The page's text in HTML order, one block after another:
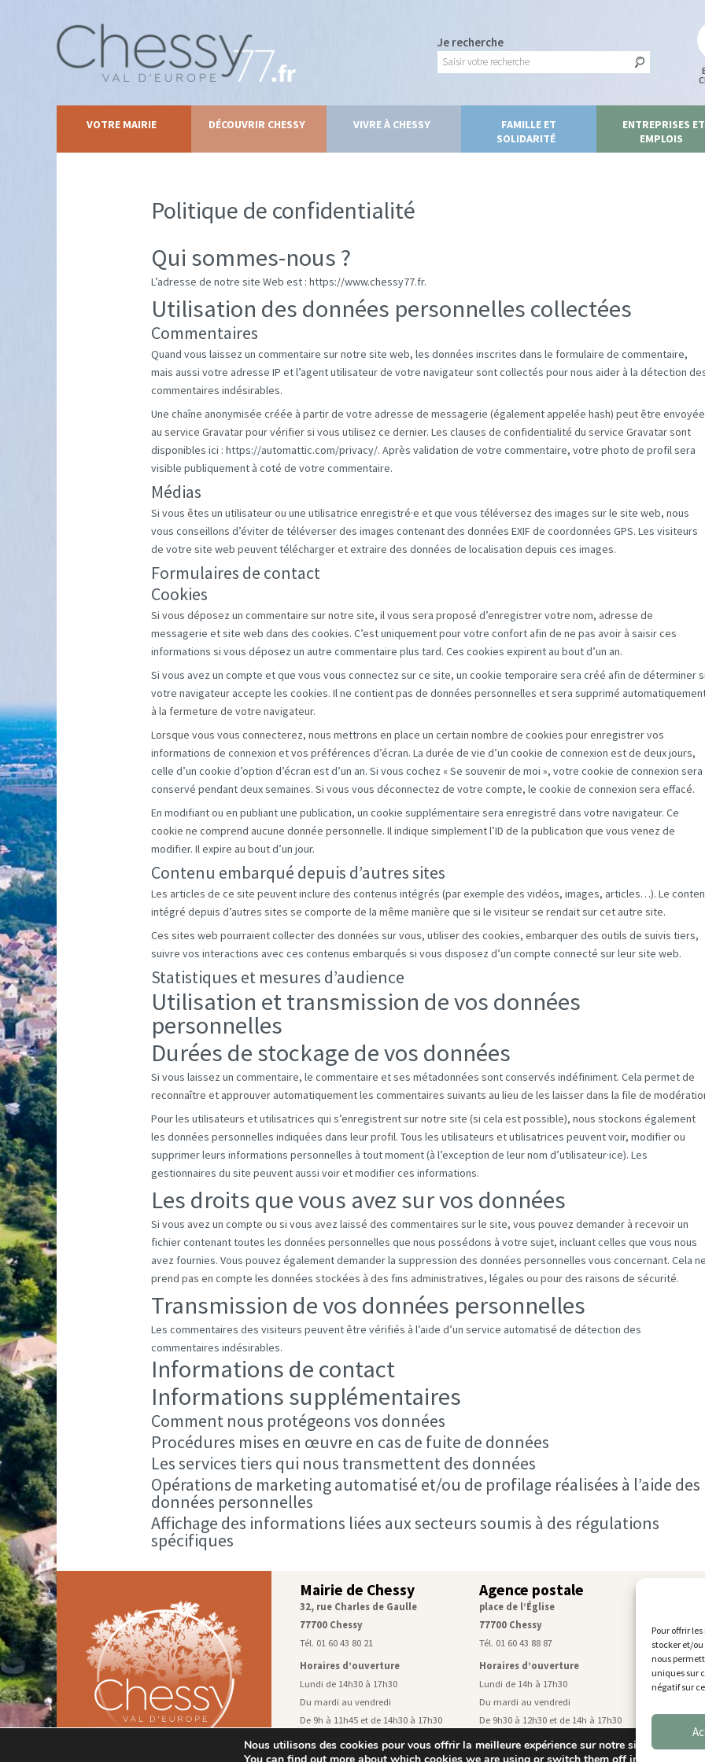
Pour offrir
stocker et/
nous
uniques sur
négatif sur
Je recherche
VOTRE MAIRIE DÉCOUVRIR CHESSY VIVRE À CHESSY
FAMILLE ET
SOLIDARITÉ
ENTREPRISES ET
EMPLOIS
Politique de confidentialité
Qui sommes-nous ?
L’adresse de notre site Web est : https://www.chessy77.fr.
Utilisation des données personnelles collectées
Commentaires
Quand vous laissez un commentaire sur notre site web, les données inscrites dans le formulaire de commentaire,
mais aussi votre adresse IP et l’agent utilisateur de votre navigateur sont collectés pour nous aider à la détection
commentaires indésirables.
Une chaîne anonymisée créée à partir de votre adresse de messagerie (également appelée hash) peut être envoyée
au service Gravatar pour vérifier si vous utilisez ce dernier. Les clauses de confidentialité du service Gravatar sont
disponibles ici : https://automattic.com/privacy/. Après validation de votre commentaire, votre photo de profil sera
visible publiquement à coté de votre commentaire.
Médias
Si vous êtes un utilisateur ou une utilisatrice enregistré·e et que vous téléversez des images sur le site web, nous
vous conseillons d’éviter de téléverser des images contenant des données EXIF de coordonnées GPS. Les visiteurs
de votre site web peuvent télécharger et extraire des données de localisation depuis ces images.
Formulaires de contact
Cookies
Si vous déposez un commentaire sur notre site, il vous sera proposé d’enregistrer votre nom, adresse de
messagerie et site web dans des cookies. C’est uniquement pour votre confort afin de ne pas avoir à saisir ces
informations si vous déposez un autre commentaire plus tard. Ces cookies expirent au bout d’un an.
Si vous avez un compte et que vous vous connectez sur ce site, un cookie temporaire sera créé afin de déterminer
votre navigateur accepte les cookies. Il ne contient pas de données personnelles et sera supprimé
à la fermeture de votre navigateur.
Lorsque vous vous connecterez, nous mettrons en place un certain nombre de cookies pour enregistrer vos
informations de connexion et vos préférences d’écran. La durée de vie d’un cookie de connexion est de deux jours,
celle d’un cookie d’option d’écran est d’un an. Si vous cochez « Se souvenir de moi », votre cookie de connexion sera
conservé pendant deux semaines. Si vous vous déconnectez de votre compte, le cookie de connexion sera effacé.
En modifiant ou en publiant une publication, un cookie supplémentaire sera enregistré dans votre navigateur. Ce
cookie ne comprend aucune donnée personnelle. Il indique simplement l’ID de la publication que vous venez de
modifier. Il expire au bout d’un jour.
Contenu embarqué depuis d’autres sites
Les articles de ce site peuvent inclure des contenus intégrés (par exemple des vidéos, images, articles…). Le
intégré depuis d’autres sites se comporte de la même manière que si le visiteur se rendait sur cet autre site.
Ces sites web pourraient collecter des données sur vous, utiliser des cookies, embarquer des outils de suivis tiers,
suivre vos interactions avec ces contenus embarqués si vous disposez d’un compte connecté sur leur site web.
Statistiques et mesures d’audience
Utilisation et transmission de vos données
personnelles
Durées de stockage de vos données
Si vous laissez un commentaire, le commentaire et ses métadonnées sont conservés indéfiniment. Cela permet de
reconnaître et approuver automatiquement les commentaires suivants au lieu de les laisser dans la file de
Pour les utilisateurs et utilisatrices qui s’enregistrent sur notre site (si cela est possible), nous stockons également
les données personnelles indiquées dans leur profil. Tous les utilisateurs et utilisatrices peuvent voir, modifier ou
supprimer leurs informations personnelles à tout moment (à l’exception de leur nom d’utilisateur·ice). Les
gestionnaires du site peuvent aussi voir et modifier ces informations.
Les droits que vous avez sur vos données
Si vous avez un compte ou si vous avez laissé des commentaires sur le site, vous pouvez demander à recevoir un
fichier contenant toutes les données personnelles que nous possédons à votre sujet, incluant celles que vous nous
avez fournies. Vous pouvez également demander la suppression des données personnelles vous concernant. Cela
prend pas en compte les données stockées à des fins administratives, légales ou pour des raisons de sécurité.
Transmission de vos données personnelles
Les commentaires des visiteurs peuvent être vérifiés à l’aide d’un service automatisé de détection des
commentaires indésirables.
Informations de contact
Informations supplémentaires
Comment nous protégeons vos données
Procédures mises en œuvre en cas de fuite de données
Les services tiers qui nous transmettent des données
Opérations de marketing automatisé et/ou de profilage réalisées à l’aide des
données personnelles
Affichage des informations liées aux secteurs soumis à des régulations
spécifiques
Mairie de Chessy
32, rue Charles de Gaulle
77700 Chessy
Tél. 01 60 43 80 21
Horaires d’ouverture
Lundi de 14h30 à 17h30
Du mardi au vendredi
De 9h à 11h45 et de 14h30 à 17h30
Samedi de 9h à 12h : accueil ouvert
pour l’état civil uniquement
Agence postale
place de l’Église
77700 Chessy
Tél. 01 60 43 88 87
Horaires d’ouverture
Lundi de 14h à 17h30
Du mardi au vendredi
De 9h30 à 12h30 et de 14h à 17h30
Samedi de 9h à 12h
rue de
Tél. 01 60 43
Horaires
Lundi,
Mercredi de
Vendredi
Nous utilisons des cookies pour vous offrir la meilleure expérience sur notre site.